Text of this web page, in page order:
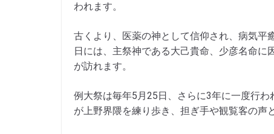
われます。
古くより、医薬の神として信仰され、病気平
日には、主祭神である大己貴命、少彦名命
が訪れます。
例大祭は毎年5月25日、さらに3年に一度行
が上野界隈を練り歩き、担ぎ手や観覧客の声